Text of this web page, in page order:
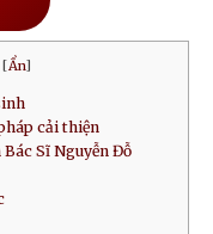
[Ẩn]
cải thiện
Sĩ Nguyễn Đỗ